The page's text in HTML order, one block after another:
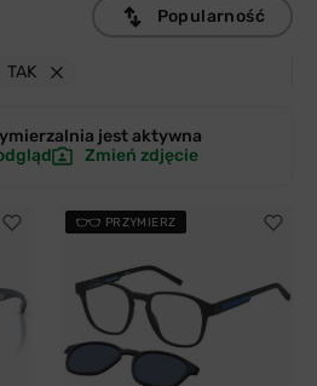
TAK
Popularność
jestaktywna
Zmień zdjęcie
PRZYMIERZ